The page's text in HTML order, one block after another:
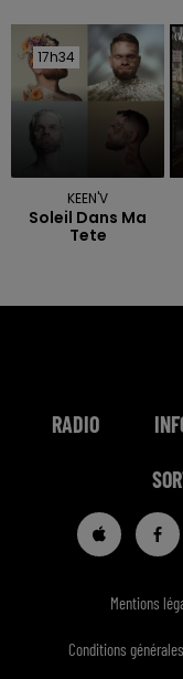
17h34
17h34
KEEN'V
Soleil Dans Ma
Tete
RADIO
Mentions
Conditions